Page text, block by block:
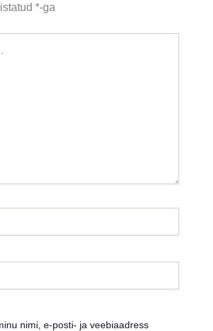
*-ga
nimi, e-posti- ja veebiaadress